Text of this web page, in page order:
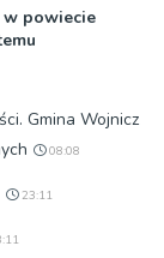
w powiecie
Gmina Wojnicz
08:08
23:11